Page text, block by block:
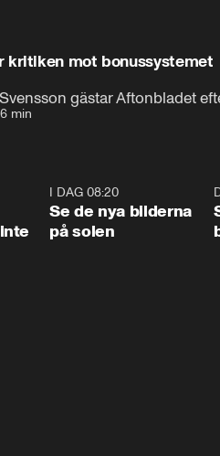
kritiken mot bonussystemet
gästar Aftonbladet
6 min
I DAG 08:20
Se de nya bilderna
på solen